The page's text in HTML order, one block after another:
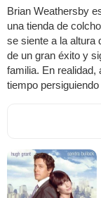
Brian Weathersby
una tienda de
se siente a la altura
de un gran éxito y
familia. En realidad,
tiempo persiguiendo